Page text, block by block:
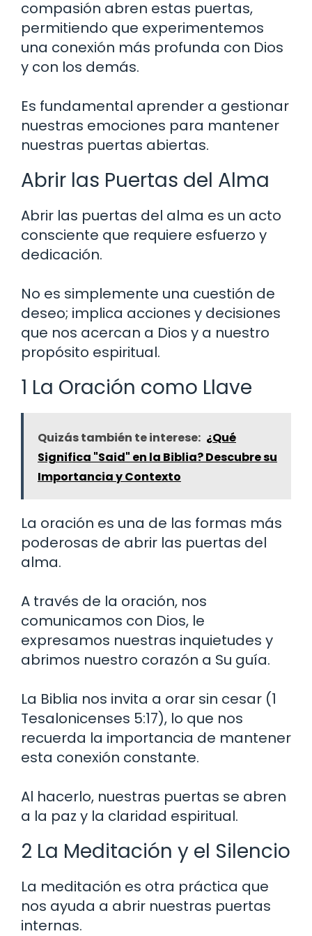
compasión abren estas puertas,
permitiendo que experimentemos
una conexión más profunda con Dios
y con los demás.
Es fundamental aprender a gestionar
nuestras emociones para mantener
nuestras puertas abiertas.
Abrir las Puertas del Alma
Abrir las puertas del alma es un acto
consciente que requiere esfuerzo y
dedicación.
No es simplemente una cuestión de
deseo; implica acciones y decisiones
que nos acercan a Dios y a nuestro
propósito espiritual.
1 La Oración como Llave
Quizás también te interese: ¿Qué
Significa "Said" en la Biblia? Descubre su
Importancia y Contexto
La oración es una de las formas más
poderosas de abrir las puertas del
alma.
A través de la oración, nos
comunicamos con Dios, le
expresamos nuestras inquietudes y
abrimos nuestro corazón a Su guía.
La Biblia nos invita a orar sin cesar (1
Tesalonicenses 5:17), lo que nos
recuerda la importancia de mantener
esta conexión constante.
Al hacerlo, nuestras puertas se abren
a la paz y la claridad espiritual.
2 La Meditación y el Silencio
La meditación es otra práctica que
nos ayuda a abrir nuestras puertas
internas.